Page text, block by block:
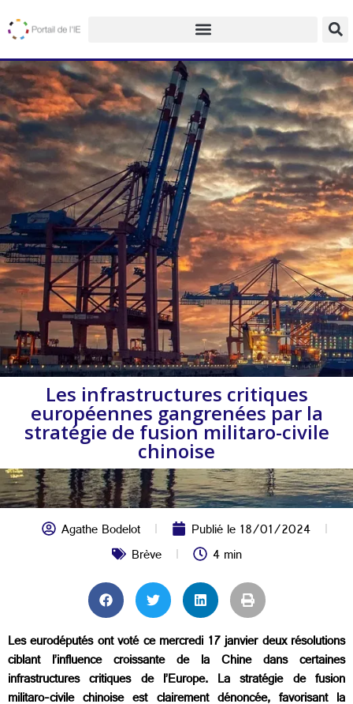
Les infrastructures critiques
européennes gangrenées par la
stratégie de fusion militaro-civile
chinoise
Agathe Bodelot Publié le18/01/2024
Brève
4 min
Les eurodéputés ont voté ce mercredi 17 janvier deux résolutions
ciblant l’influence croissante de la Chine dans certaines
infrastructures critiques de l’Europe. La stratégie de fusion